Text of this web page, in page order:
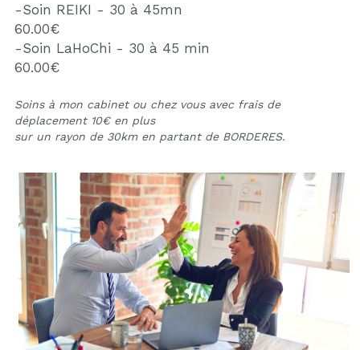
-Soin REIKI - 30 à 45mn
60.00€
-Soin LaHoChi - 30 à 45 min
60.00€
Soins à mon cabinet ou chez vous avec frais de
déplacement 10€ en plus
sur un rayon de 30km en partant de BORDERES.